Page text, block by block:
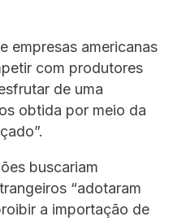
empresas americanas
com produtores
de uma
obtida por meio da
buscariam
“adotaram
a importação de